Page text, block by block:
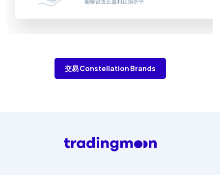
能够设置止盈和止损水平
交易 Constellation Brands